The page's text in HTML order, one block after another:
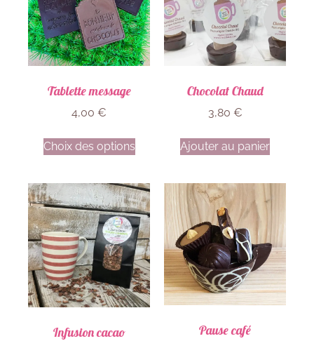
Tablette message
4,00 €
Choix des options
Chocolat Chaud
3,80 €
Ajouter au panier
Infusion cacao Pause café